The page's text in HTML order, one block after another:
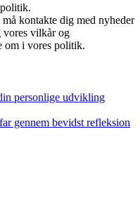
kontakte dig med nyheder
vores vilkår og
om i vores politik.
personlige udvikling
gennem bevidst refleksion